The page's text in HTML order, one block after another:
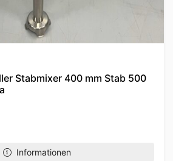
Stabmixer 400 mm Stab 500
Informationen